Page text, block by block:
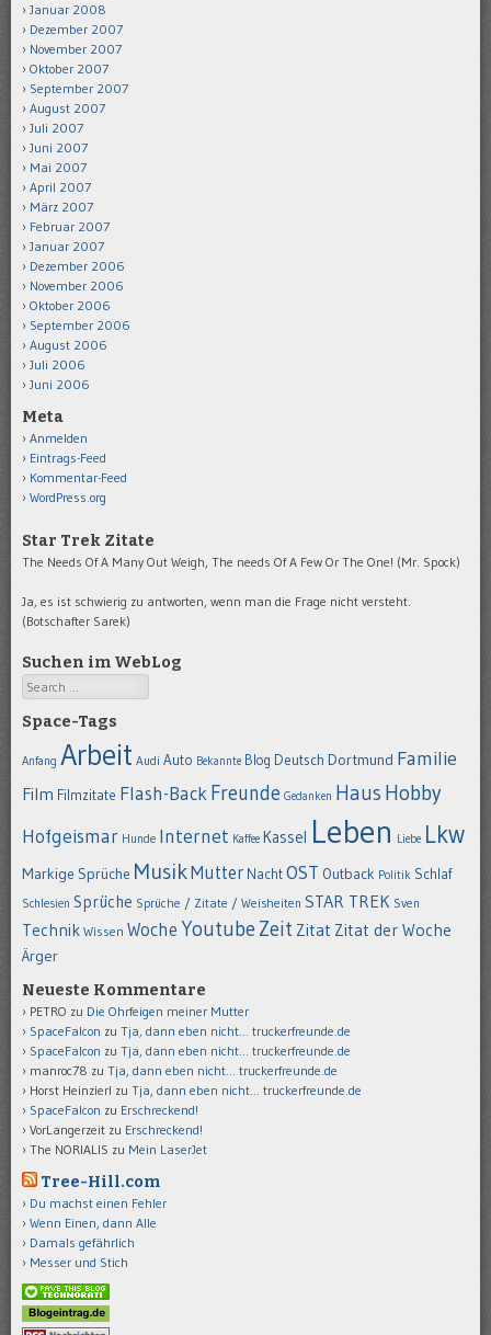
Januar 2008
Dezember 2007
November 2007
Oktober 2007
September 2007
August 2007
Juli 2007
Juni 2007
Mai 2007
April 2007
März 2007
Februar 2007
Januar 2007
Dezember 2006
November 2006
Oktober 2006
September 2006
August 2006
Juli 2006
Juni 2006
Meta
Anmelden
Eintrags-Feed
Kommentar-Feed
WordPress.org
Star Trek Zitate
The Needs Of A Many Out Weigh, The needs Of A Few Or The One! (Mr. Spock)
Ja, es ist schwierig zu antworten, wenn man die Frage nicht versteht.
(Botschafter Sarek)
Suchen im WebLog
Search
Space-Tags
Anfang Arbeit Audi Auto Bekannte Blog Deutsch Dortmund Familie
Film Filmzitate Flash-BackFreunde Gedanken Haus Hobby
Hofgeismar Hunde Internet Kaffee Kassel Leben Liebe Lkw
Markige Sprüche MusikMutter NachtOST Outback Politik Schlaf
Schlesien Sprüche Sprüche / Zitate / Weisheiten STAR TREK Sven
Technik Wissen Woche Youtube Zeit Zitat Zitat der Woche
Ärger
Neueste Kommentare
PETRO zu Die Ohrfeigen meiner Mutter
SpaceFalcon zu Tja, dann eben nicht… truckerfreunde.de
SpaceFalcon zu Tja, dann eben nicht… truckerfreunde.de
manroc78 zu Tja, dann eben nicht… truckerfreunde.de
Horst Heinzierl zu Tja, dann eben nicht… truckerfreunde.de
SpaceFalcon zu Erschreckend!
VorLangerzeit zu Erschreckend!
The NORIALIS zu Mein LaserJet
Tree-Hill.com
Du machst einen Fehler
Wenn Einen, dann Alle
Damals gefährlich
Messer und Stich